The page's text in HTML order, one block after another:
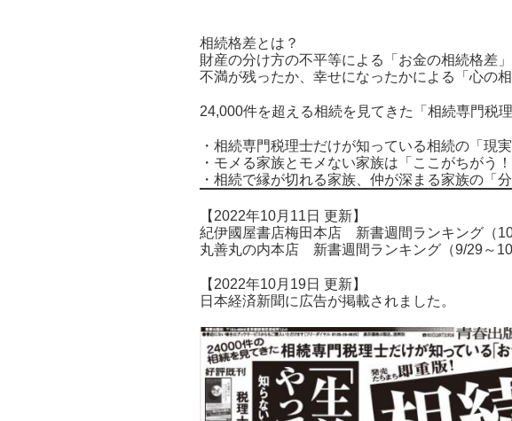
相続格差とは？
財産の分け方の不平等による「お金の相続格差」
不満が残ったか、幸せになったかによる「心の相
24,000件を超える相続を見てきた「相続専門税
・相続専門税理士だけが知っている相続の「現実
・モメる家族とモメない家族は「ここがちがう！
・相続で縁が切れる家族、仲が深まる家族の「分
【2022年10月11日 更新】
紀伊國屋書店梅田本店 新書週間ランキング（
丸善丸の内本店 新書週間ランキング（9/29～
【2022年10月19日 更新】
日本経済新聞に広告が掲載されました。